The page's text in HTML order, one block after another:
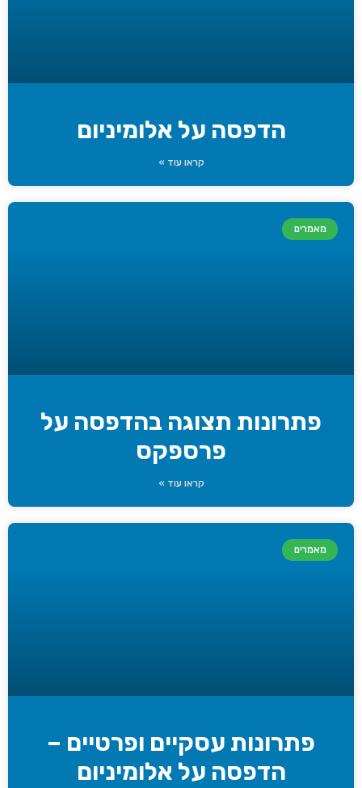
הדפסה על אלומיניום
קראו עוד »
מאמרים
פתרונות תצוגה בהדפסה על
פרספקס
קראו עוד »
מאמרים
פתרונות עסקיים ופרטיים –
הדפסה על אלומיניום